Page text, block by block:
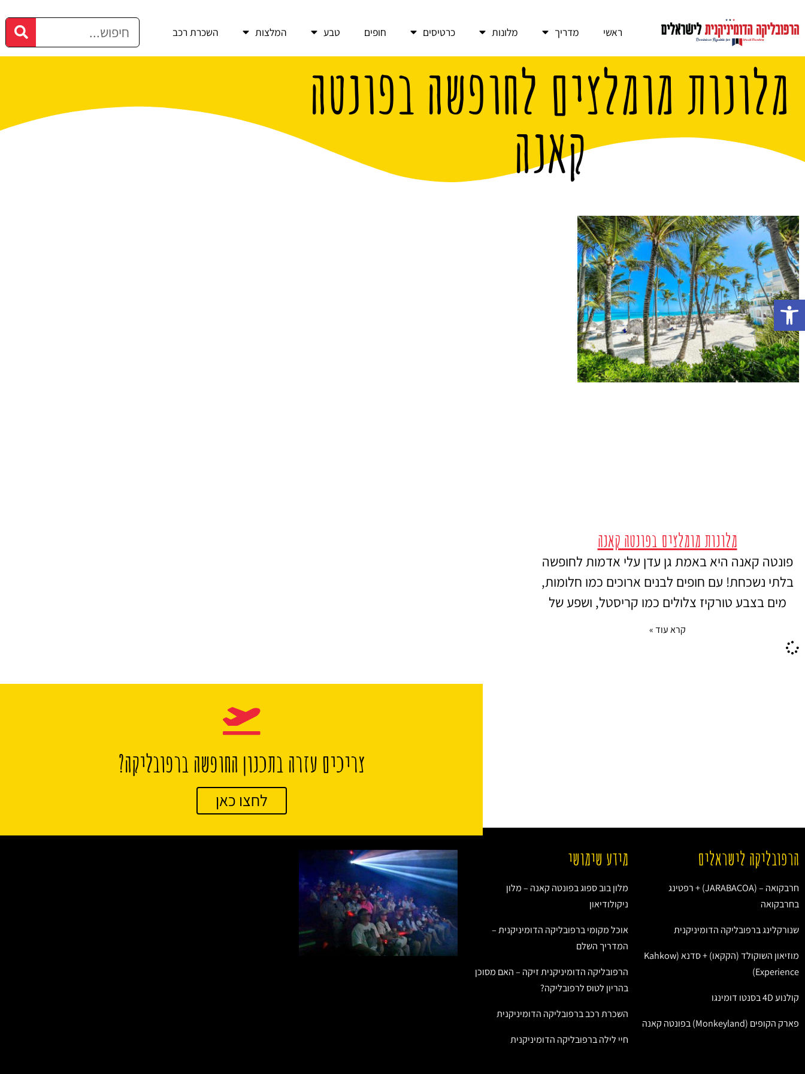
ראשי מדריך מלונות כרטיסים חופים טבע המלצות השכרת רכב
מלונות מומלצים לחופשה בפונטה
קאנה
מלונות מומלצים בפונטה קאנה
פונטה קאנה היא באמת גן עדן עלי אדמות לחופשה
בלתי נשכחת! עם חופים לבנים ארוכים כמו חלומות,
מים בצבע טורקיז צלולים כמו קריסטל, ושפע של
קרא עוד »
צריכים עזרה בתכנון החופשה ברפובליקה?
לחצו כאן
הרפובליקה לישראלים
חרבקואה – (JARABACOA) + רפטינג
בחרבקואה
שנורקלינג ברפובליקה הדומיניקנית
מוזיאון השוקולד (הקקאו) + סדנא (Kahkow
Experience)
קולנוע 4D בסנטו דומינגו
פארק הקופים (Monkeyland) בפונטה קאנה
מידע שימושי
מלון בוב ספוג בפונטה קאנה – מלון
ניקולודיאון
אוכל מקומי ברפובליקה הדומיניקנית –
המדריך השלם
הרפובליקה הדומיניקנית זיקה – האם מסוכן
בהריון לטוס לרפובליקה?
השכרת רכב ברפובליקה הדומיניקנית
חיי לילה ברפובליקה הדומיניקנית
פתח סרגל נגישות